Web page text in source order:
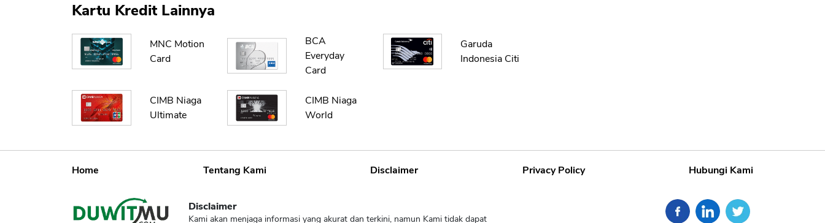
Kartu Kredit Lainnya
MNC Motion
Card
BCA
Everyday
Card
Garuda
Indonesia Citi
CIMB Niaga
Ultimate
CIMB Niaga
World
Home Tentang Kami Disclaimer Privacy Policy Hubungi Kami
Disclaimer
Kami akan menjaga informasi yang akurat dan terkini, namun Kami tidak dapat